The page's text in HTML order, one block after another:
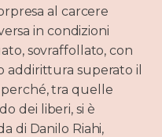
al carcere
in condizioni
sovraffollato, con
addirittura superato il
tra quelle
dei liberi, si è
di Danilo Riahi,